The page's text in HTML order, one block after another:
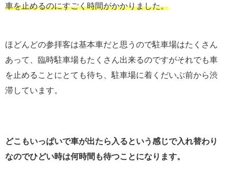
車を止めるのにすごく時間がかかりました。
ほどんどの参拝客は基本車だと思うので駐車場はたくさん
あって、臨時駐車場もたくさん出来るのですがそれでも車
を止めることにとても待ち、駐車場に着くだいぶ前から渋
滞しています。
どこもいっぱいで車が出たら入るという感じで入れ替わり
なのでひどい時は何時間も待つことになります。